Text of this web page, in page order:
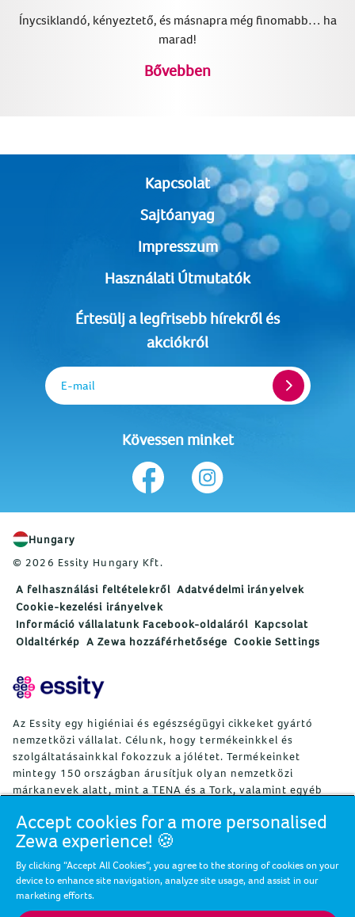
Ínycsiklandó, kényeztető, és másnapra még finomabb… ha
marad!
Bővebben
Kapcsolat
Sajtóanyag
Impresszum
Használati Útmutatók
Értesülj a legfrisebb hírekről és
akciókról
E-mail
Kövessen minket
Hungary
© 2026 Essity Hungary Kft.
A felhasználási feltételekről Adatvédelmi irányelvek
Cookie-kezelési irányelvek
Információ vállalatunk Facebook-oldaláról Kapcsolat
Oldaltérkép A Zewa hozzáférhetősége Cookie Settings
Az Essity egy higiéniai és egészségügyi cikkeket gyártó
nemzetközi vállalat. Célunk, hogy termékeinkkel és
szolgáltatásainkkal fokozzuk a jólétet. Termékeinket
mintegy 150 országban árusítjuk olyan nemzetközi
márkanevek alatt, mint a TENA és a Tork, valamint egyéb
Leukoplast, Libero, Libresse, Lotus, Modibodi, Nosotras,
Saba, Tempo, TOM Organic és Zewa. Az Essity mintegy
36 000 alkalmazottat foglalkoztat. A nettó árbevétel 2024-
ben mintegy 146 mrdSEK (13 mrdEUR) volt. A vállalat
székhelye a svédországi Stockholm, az Essity részvényeit
pedig a Nasdaq Stockholm jegyzi. Az Essity a jólétért,
Accept cookies for a more personalised
Zewa experience! 🍪
By clicking “Accept All Cookies”, you agree to the storing of cookies on your
device to enhance site navigation, analyze site usage, and assist in our
marketing efforts.